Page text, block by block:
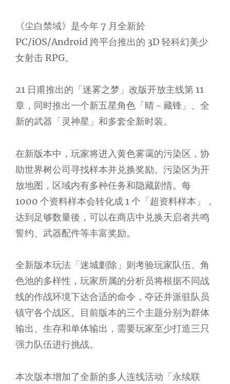
《尘白禁域》是今年 7 月全新於
PC/iOS/Android 跨平台推出的 3D 轻科幻美少
女射击 RPG。
21 日甫推出的「迷雾之梦」改版开放主线第 11
章，同时推出一个新五星角色「晴－藏锋」、全
新的武器「灵神星」和多套全新时装。
在新版本中，玩家将进入黄色雾霭的污染区，协
助世界树公司寻找样本并兑换奖励。污染区为开
放地图，区域内有多种任务和隐藏剧情。每
1000 个资料样本会转化成 1 个「超资料样本」，
达到足够数量後，可以在商店中兑换天启者共鸣
誓约、武器配件等丰富奖励。
全新版本玩法「迷城剿除」则考验玩家队伍、角
色池的多样性，玩家所属的分析员将根据不同战
线的作战环境下达合适的命令，夺还并派驻队员
镇守各个战区。目前版本的三个主题分别为群体
输出、生存和单体输出，需要玩家至少打造三只
强力队伍进行挑战。
本次版本增加了全新的多人连线活动「永续联